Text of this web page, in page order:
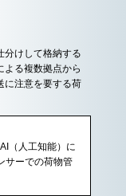
分けして格納する
よる複数拠点から
に注意を要する荷
（人工知能）に
サーでの荷物管